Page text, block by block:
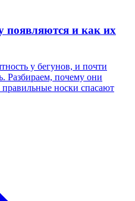
появляются и как их
у бегунов, и почти
Разбираем, почему они
носки спасают